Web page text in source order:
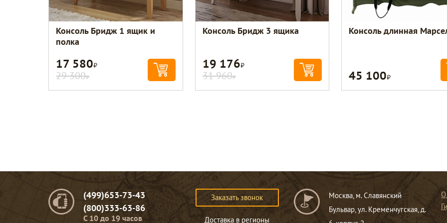
Консоль Бридж 1 ящик и
полка
17 580Р
29 300Р
Консоль Бридж 3 ящика
19 176Р
31 960Р
Консоль длинная
45 100Р
(499)653-73-43
(800)333-63-86
C 10 до 19 часов
Заказать звонок
Доставка в регионы
Москва, м. Славянский
Бульвар, ул. Кременчугская, д.
О